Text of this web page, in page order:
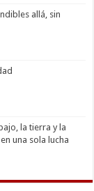
allá, sin
la tierra y la
una sola lucha